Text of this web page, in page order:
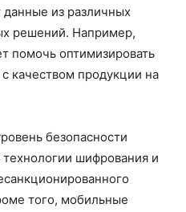
из различных
решений. Например,
помочь оптимизировать
качеством продукции на
безопасности
шифрования и
того, мобильные